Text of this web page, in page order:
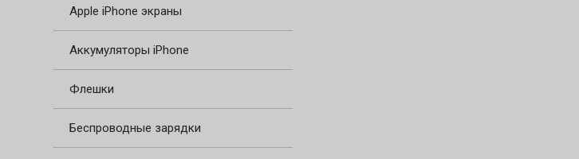
Apple iPhone экраны
Аккумуляторы iPhone
Флешки
Беспроводные зарядки